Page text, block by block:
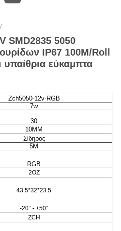
SMD2835 5050
IP67 100M/Roll
υπαίθρια εύκαμπτα
Zch5050-12v-RGB
7w
30
10MM
Σίδηρος
5M
RGB
2OZ
43.5*32*23.5
-20° - +50°
ZCH